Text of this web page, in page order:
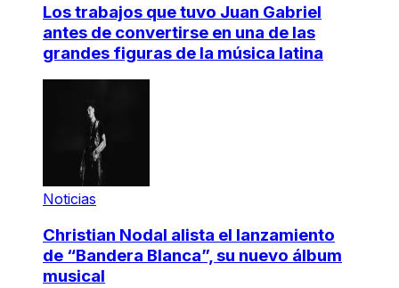
Los trabajos que tuvo Juan Gabriel
antes de convertirse en una de las
grandes figuras de la música latina
Noticias
Christian Nodal alista el lanzamiento
de “Bandera Blanca”, su nuevo álbum
musical